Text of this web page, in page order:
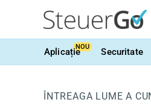
AplicațieNOU Securitate
ÎNTREAGA LUME A